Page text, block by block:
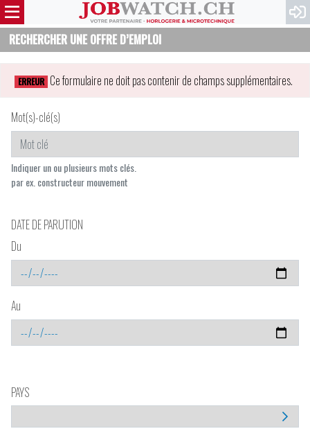
RECHERCHER UNE OFFRE D’EMPLOI
ERREUR Ce formulaire ne doit pas contenir de champs supplémentaires.
Mot(s)-clé(s)
Indiquer un ou plusieurs mots clés.
par ex. constructeur mouvement
DATE DE PARUTION
Du
Au
PAYS